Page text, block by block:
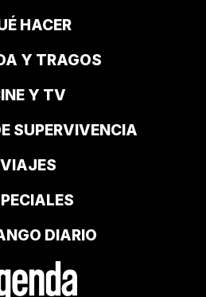
HACER
Y TRAGOS
Y TV
SUPERVIVENCIA
VIAJES
DIARIO